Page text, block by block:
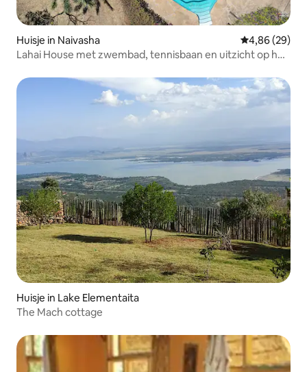
Huisje in Naivasha Gemiddelde
4,86 (29)
Lahai House met zwembad, tennisbaan en uitzicht op het
Huisje in Lake Elementaita
The Mach cottage